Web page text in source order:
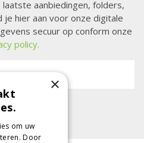
aanbiedingen, folders,
je hier aan voor onze digitale
secuur op conform onze
policy.
×
om uw
Door